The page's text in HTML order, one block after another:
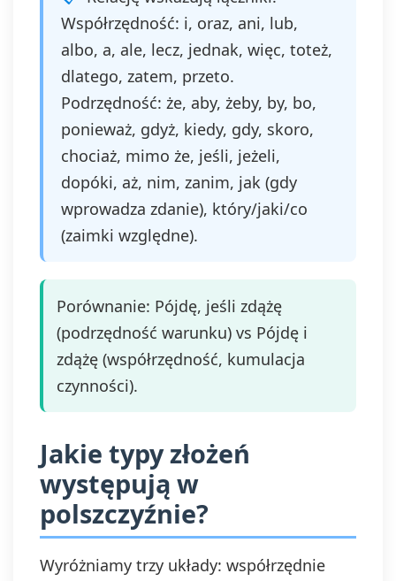
Współrzędność: i, oraz, ani, lub,
albo, a, ale, lecz, jednak, więc, toteż,
dlatego, zatem, przeto.
Podrzędność: że, aby, żeby, by, bo,
ponieważ, gdyż, kiedy, gdy, skoro,
chociaż, mimo że, jeśli, jeżeli,
dopóki, aż, nim, zanim, jak (gdy
wprowadza zdanie), który/jaki/co
(zaimki względne).
Porównanie: Pójdę, jeśli zdążę
(podrzędność warunku) vs Pójdę i
zdążę (współrzędność, kumulacja
czynności).
Jakie typy złożeń
występują w
polszczyźnie?
Wyróżniamy trzy układy: współrzędnie